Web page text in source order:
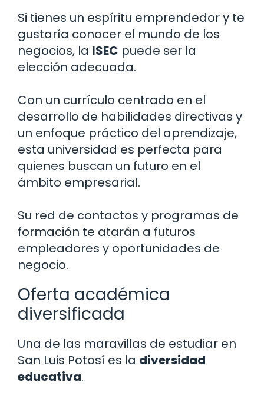
Si tienes un espíritu emprendedor y te
gustaría conocer el mundo de los
negocios, la ISEC puede ser la
elección adecuada.
Con un currículo centrado en el
desarrollo de habilidades directivas y
un enfoque práctico del aprendizaje,
esta universidad es perfecta para
quienes buscan un futuro en el
ámbito empresarial.
Su red de contactos y programas de
formación te atarán a futuros
empleadores y oportunidades de
negocio.
Oferta académica
diversificada
Una de las maravillas de estudiar en
San Luis Potosí es la diversidad
educativa.